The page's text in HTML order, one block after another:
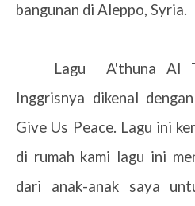
bangunan di Aleppo, Syria.
Lagu A'thuna Al
Inggrisnya dikenal
Give Us Peace. Lagu ini
di rumah kami lagu ini
dari anak-anak saya